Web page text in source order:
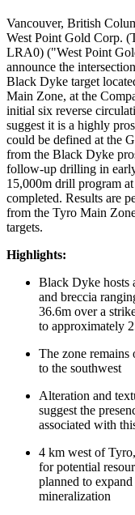
Vancouver, British
West Point Gold Corp.
LRA0) ("West Point
announce the
Black Dyke target
Main Zone, at the
initial six reverse
suggest it is a highly
could be defined at the
from the Black Dyke
follow-up drilling in
15,000m drill program
completed. Results are
from the Tyro Main
targets.
Highlights:
Black Dyke hosts
and breccia
36.6m over a
to approximately
The zone
to the southwest
Alteration and
suggest the
associated with
4 km west of
for potential
planned to
mineralization